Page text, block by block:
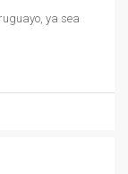
ya sea